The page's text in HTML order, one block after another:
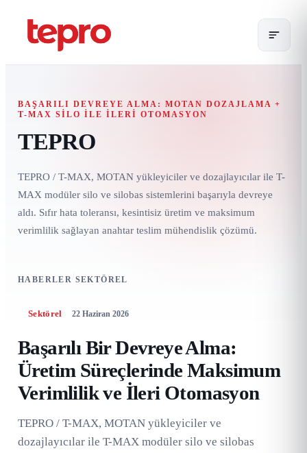
BAŞARILI DEVREYE ALMA: MOTAN DOZAJLAMA +
T-MAX SILO ILE İLERI OTOMASYON
TEPRO
TEPRO / T-MAX, MOTAN yükleyiciler ve dozajlayıcılar ile T-
MAX modüler silo ve silobas sistemlerini başarıyla devreye
aldı. Sıfır hata toleransı, kesintisiz üretim ve maksimum
verimlilik sağlayan anahtar teslim mühendislik çözümü.
HABERLER SEKTÖREL
Sektörel 22 Haziran 2026
Başarılı Bir Devreye Alma:
Üretim Süreçlerinde Maksimum
Verimlilik ve İleri Otomasyon
TEPRO / T-MAX, MOTAN yükleyiciler ve
dozajlayıcılar ile T-MAX modüler silo ve silobas